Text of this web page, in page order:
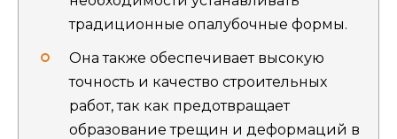
традиционные опалубочные формы.
Она также обеспечивает высокую
точность и качество строительных
работ, так как предотвращает
образование трещин и деформаций в